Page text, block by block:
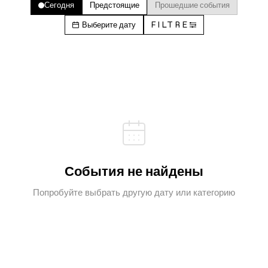
Сегодня Предстоящие Прошедшие события
Выберите дату FILTRE
События не найдены
Попробуйте выбрать другую дату или категорию